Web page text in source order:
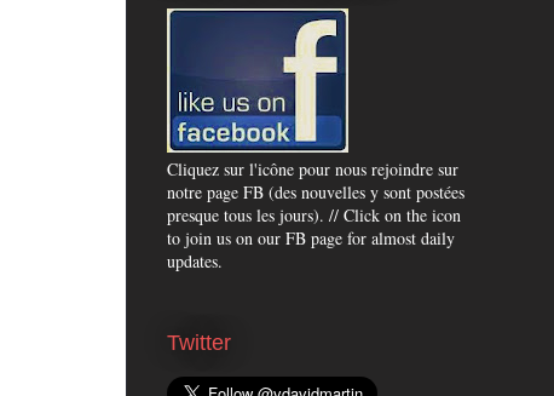
Cliquez sur l'icône pour nous rejoindre sur
notre page FB (des nouvelles y sont postées
presque tous les jours). // Click on the icon
to join us on our FB page for almost daily
updates.
Twitter